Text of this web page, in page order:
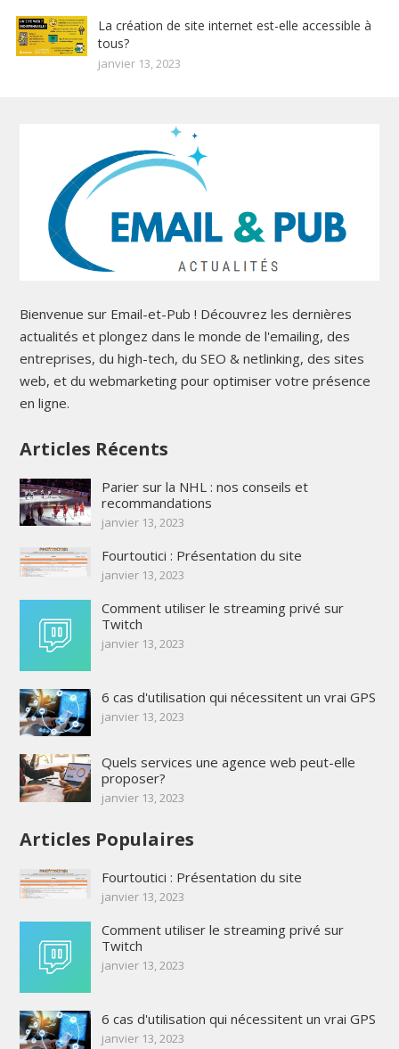
La création de site internet est-elle accessible à
tous?
janvier 13, 2023
Bienvenue sur Email-et-Pub ! Découvrez les dernières
actualités et plongez dans le monde de l'emailing, des
entreprises, du high-tech, du SEO & netlinking, des sites
web, et du webmarketing pour optimiser votre présence
en ligne.
Articles Récents
Parier sur la NHL : nos conseils et
recommandations
janvier 13, 2023
Fourtoutici : Présentation du site
janvier 13, 2023
Comment utiliser le streaming privé sur
Twitch
janvier 13, 2023
6 cas d'utilisation qui nécessitent un vrai GPS
janvier 13, 2023
Quels services une agence web peut-elle
proposer?
janvier 13, 2023
Articles Populaires
Fourtoutici : Présentation du site
janvier 13, 2023
Comment utiliser le streaming privé sur
Twitch
janvier 13, 2023
6 cas d'utilisation qui nécessitent un vrai GPS
janvier 13, 2023